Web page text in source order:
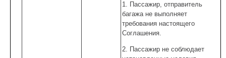
1. Пассажир, отправитель
багажа не выполняет
требования настоящего
Соглашения.
2. Пассажир не соблюдает